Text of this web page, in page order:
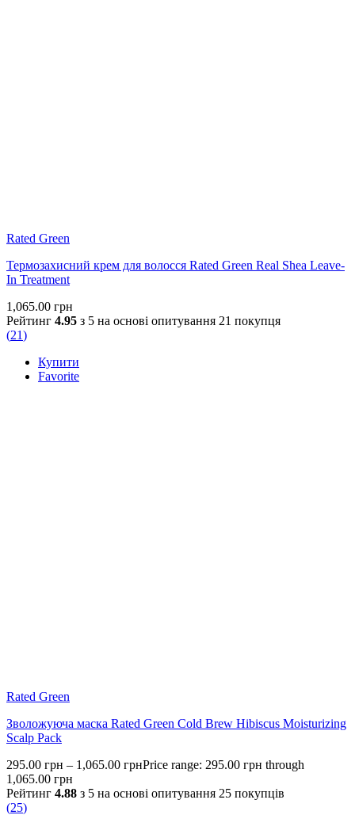
Rated Green
Термозахисний крем для волосся Rated Green Real Shea Leave-
In Treatment
1,065.00 грн
Рейтинг 4.95 з 5 на основі опитування 21 покупця
(21)
Купити
Favorite
Rated Green
Зволожуюча маска Rated Green Cold Brew Hibiscus Moisturizing
Scalp Pack
295.00 грн – 1,065.00 грнPrice range: 295.00 грн through
1,065.00 грн
Рейтинг 4.88 з 5 на основі опитування 25 покупців
(25)